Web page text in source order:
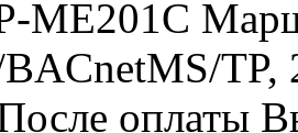
ME201C
TP,
оплаты